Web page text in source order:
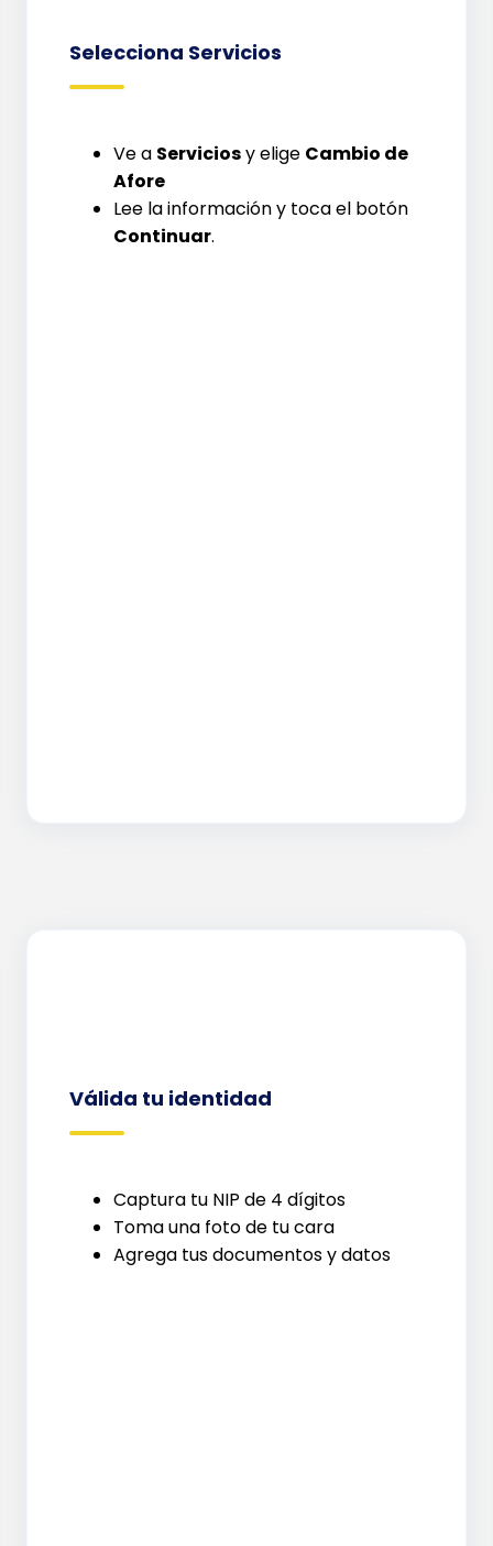
Selecciona Servicios
Ve a Serviciosy elige Cambio de
Afore
Lee la información y toca el botón
Continuar.
Válida tu identidad
Captura tu NIP de 4 dígitos
Toma una foto de tu cara
Agrega tus documentos y datos